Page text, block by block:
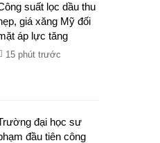
suất lọc dầu thu
giá xăng Mỹ đối
áp lực tăng
15 phút trước
đại học sư
đầu tiên công